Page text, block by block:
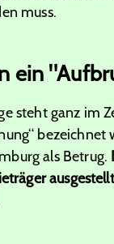
muss.
ein
steht ganz im
als Betrug.